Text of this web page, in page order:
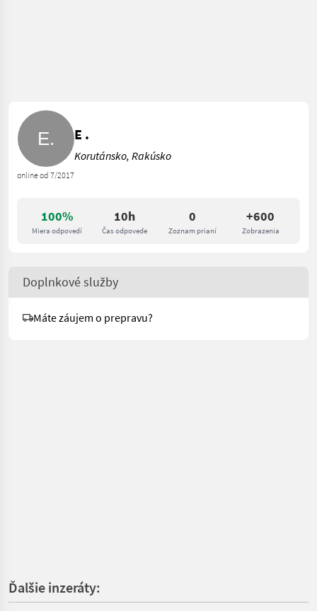
100%
Miera odpovedí
10h
Čas odpovede
0
Zoznam prianí
+600
Zobrazenia
online od 7/2017
E .
Korutánsko, Rakúsko
Doplnkové služby
Máte záujem o prepravu?
Ďalšie inzeráty: